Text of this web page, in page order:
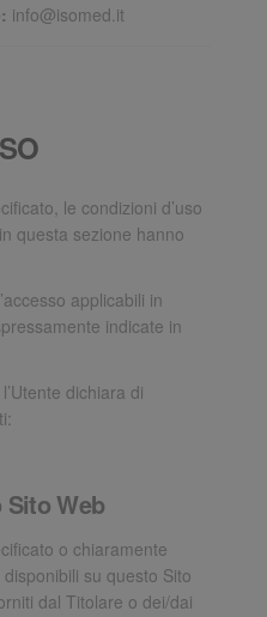
info@isomed.it
le condizioni d’uso
questa sezione hanno
applicabili in
indicate in
dichiara di
Web
o chiaramente
su questo Sito
dal Titolare o dei/dai